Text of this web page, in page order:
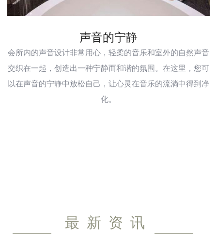
声音的宁静
会所内的声音设计非常用心，轻柔的音乐和室外的自然声音
交织在一起，创造出一种宁静而和谐的氛围。在这里，您可
以在声音的宁静中放松自己，让心灵在音乐的流淌中得到净
化。
最新资讯